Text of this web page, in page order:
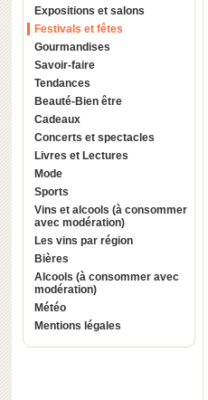
Expositions et salons
Festivals et fêtes
Gourmandises
Savoir-faire
Tendances
Beauté-Bien être
Cadeaux
Concerts et spectacles
Livres et Lectures
Mode
Sports
Vins et alcools (à consommer
avec modération)
Les vins par région
Bières
Alcools (à consommer avec
modération)
Météo
Mentions légales